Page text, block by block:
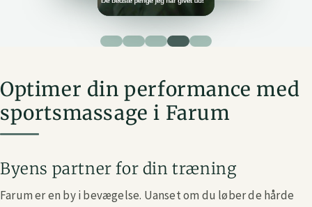
Optimer din performance med
sportsmassage i Farum
Byens partner for din træning
Farum er en by i bevægelse. Uanset om du løber de hårde